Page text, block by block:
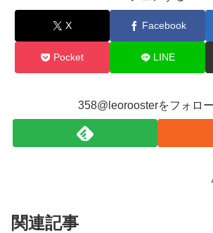
X Facebook
Pocket LINE
358@leoroosterをフォロ
関連記事